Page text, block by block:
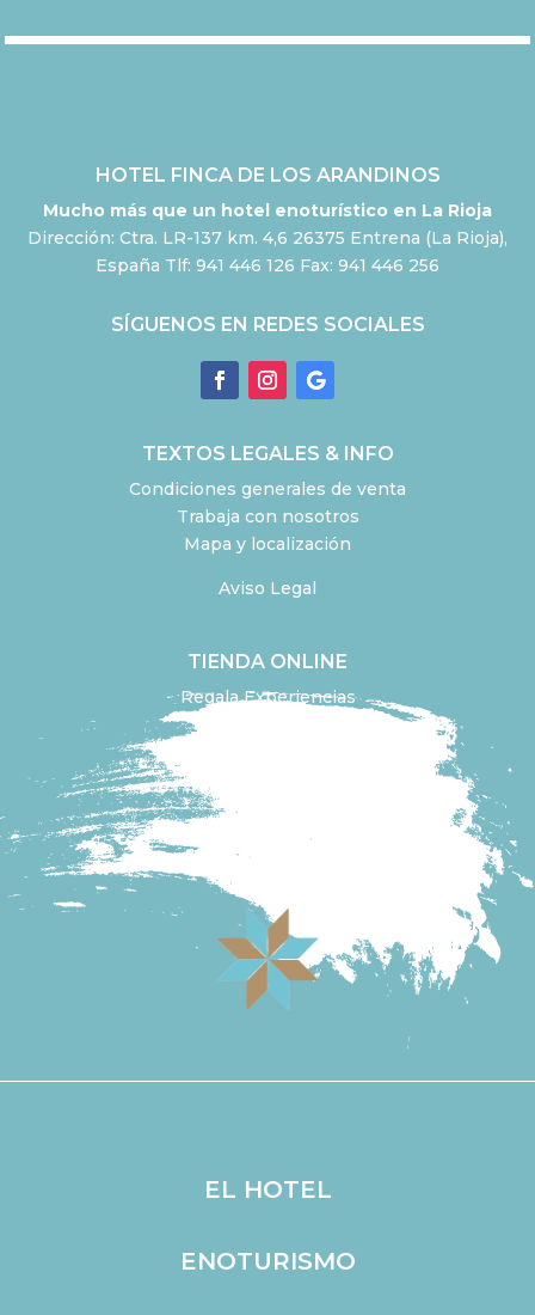
HOTEL FINCA DE LOS ARANDINOS
Mucho más que un hotel enoturístico en La Rioja
Dirección: Ctra. LR-137 km. 4,6 26375 Entrena (La Rioja),
España Tlf: 941 446 126 Fax: 941 446 256
SÍGUENOS EN REDES SOCIALES
TEXTOS LEGALES & INFO
Condiciones generales de venta
Trabaja con nosotros
Mapa y localización
Aviso Legal
TIENDA ONLINE
Regala Experiencias
Ir a la tienda online
EL HOTEL
ENOTURISMO